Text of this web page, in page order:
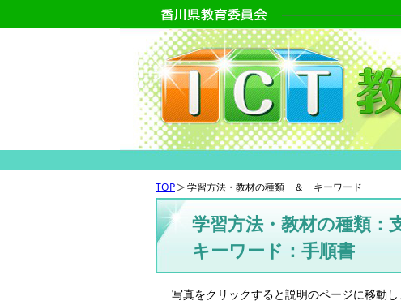
TOP 学習方法・教材の種類 ＆ キーワード
学習方法・教材の種類：
キーワード：手順書
写真をクリックすると説明のページに移動